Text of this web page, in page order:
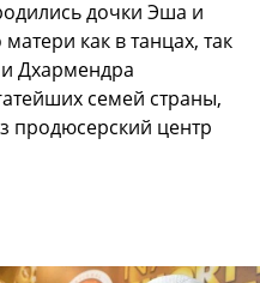
дочки Эша и
как в танцах, так
Дхармендра
семей страны,
продюсерский центр